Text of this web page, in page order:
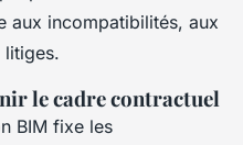
aux incompatibilités, aux
litiges.
le cadre contractuel
BIM fixe les